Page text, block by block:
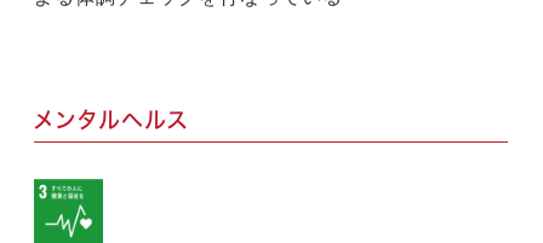
メンタルヘルス